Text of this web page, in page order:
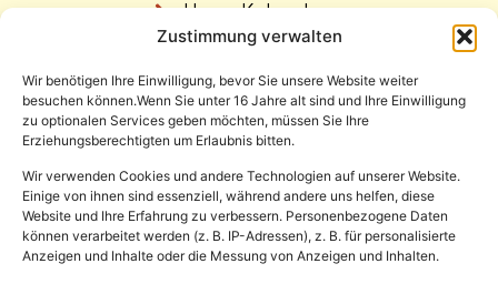
Zustimmung verwalten
Wir benötigen Ihre Einwilligung, bevor Sie unsere Website weiter
besuchen können.Wenn Sie unter 16 Jahre alt sind und Ihre Einwilligung
zu optionalen Services geben möchten, müssen Sie Ihre
Erziehungsberechtigten um Erlaubnis bitten.
Wir verwenden Cookies und andere Technologien auf unserer Website.
Einige von ihnen sind essenziell, während andere uns helfen, diese
Website und Ihre Erfahrung zu verbessern. Personenbezogene Daten
können verarbeitet werden (z. B. IP-Adressen), z. B. für personalisierte
Anzeigen und Inhalte oder die Messung von Anzeigen und Inhalten.
Unser Katzenhaus
Vermittlung
Rechtliches
Impressum
Datenschutz
Satzung